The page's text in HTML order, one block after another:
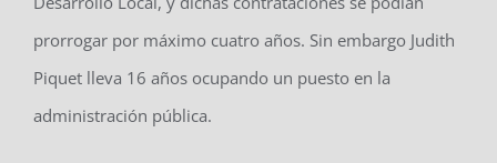
prorrogar por máximo cuatro años. Sin embargo Judith
Piquet lleva 16 años ocupando un puesto en la
administración pública.